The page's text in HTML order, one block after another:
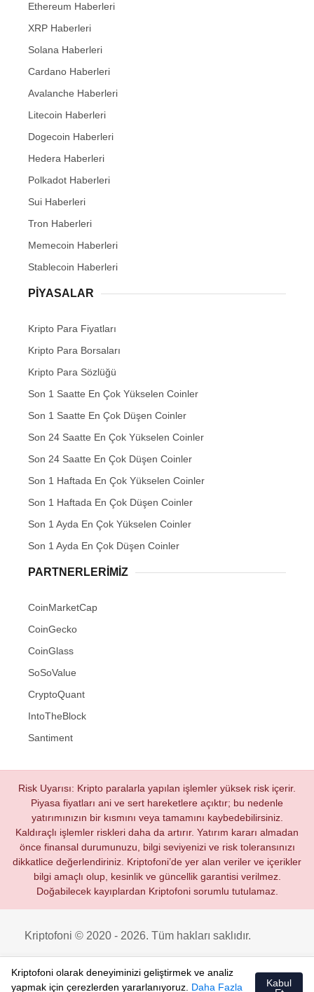
Ethereum Haberleri
XRP Haberleri
Solana Haberleri
Cardano Haberleri
Avalanche Haberleri
Litecoin Haberleri
Dogecoin Haberleri
Hedera Haberleri
Polkadot Haberleri
Sui Haberleri
Tron Haberleri
Memecoin Haberleri
Stablecoin Haberleri
PIYASALAR
Kripto Para Fiyatları
Kripto Para Borsaları
Kripto Para Sözlüğü
Son 1 Saatte En Çok Yükselen Coinler
Son 1 Saatte En Çok Düşen Coinler
Son 24 Saatte En Çok Yükselen Coinler
Son 24 Saatte En Çok Düşen Coinler
Son 1 Haftada En Çok Yükselen Coinler
Son 1 Haftada En Çok Düşen Coinler
Son 1 Ayda En Çok Yükselen Coinler
Son 1 Ayda En Çok Düşen Coinler
PARTNERLERIMIZ
CoinMarketCap
CoinGecko
CoinGlass
SoSoValue
CryptoQuant
IntoTheBlock
Santiment
Risk Uyarısı: Kripto paralarla yapılan işlemler yüksek risk içerir.
Piyasa fiyatları ani ve sert hareketlere açıktır; bu nedenle
yatırımınızın bir kısmını veya tamamını kaybedebilirsiniz.
Kaldıraçlı işlemler riskleri daha da artırır. Yatırım kararı almadan
önce finansal durumunuzu, bilgi seviyenizi ve risk toleransınızı
dikkatlice değerlendiriniz. Kriptofoni’de yer alan veriler ve içerikler
bilgi amaçlı olup, kesinlik ve güncellik garantisi verilmez.
Doğabilecek kayıplardan Kriptofoni sorumlu tutulamaz.
Kriptofoni © 2020 - 2026. Tüm hakları saklıdır.
Kriptofoni olarak deneyiminizi geliştirmek ve analiz
yapmak için çerezlerden yararlanıyoruz. Daha Fazla
Kabul